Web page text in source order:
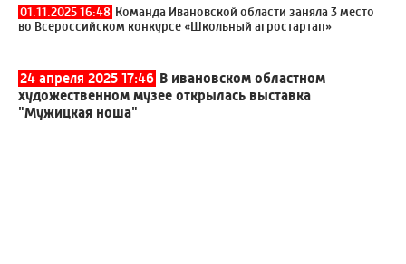
01.11.2025 16:48 Команда Ивановской области заняла 3 место
во Всероссийском конкурсе «Школьный агростартап»
24 апреля 2025 17:46 В ивановском областном
художественном музее открылась выставка
"Мужицкая ноша"